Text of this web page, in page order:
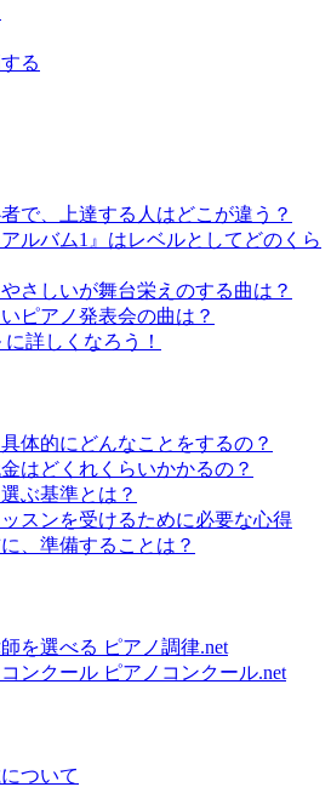
る
で、上達する人はどこが違う？
ルバム1』はレベルとしてどのくら
さしいが舞台栄えのする曲は？
ピアノ発表会の曲は？
詳しくなろう！
体的にどんなことをするの？
はどくれくらいかかるの？
ぶ基準とは？
スンを受けるために必要な心得
、準備することは？
を選べる ピアノ調律.net
ンクール ピアノコンクール.net
ついて